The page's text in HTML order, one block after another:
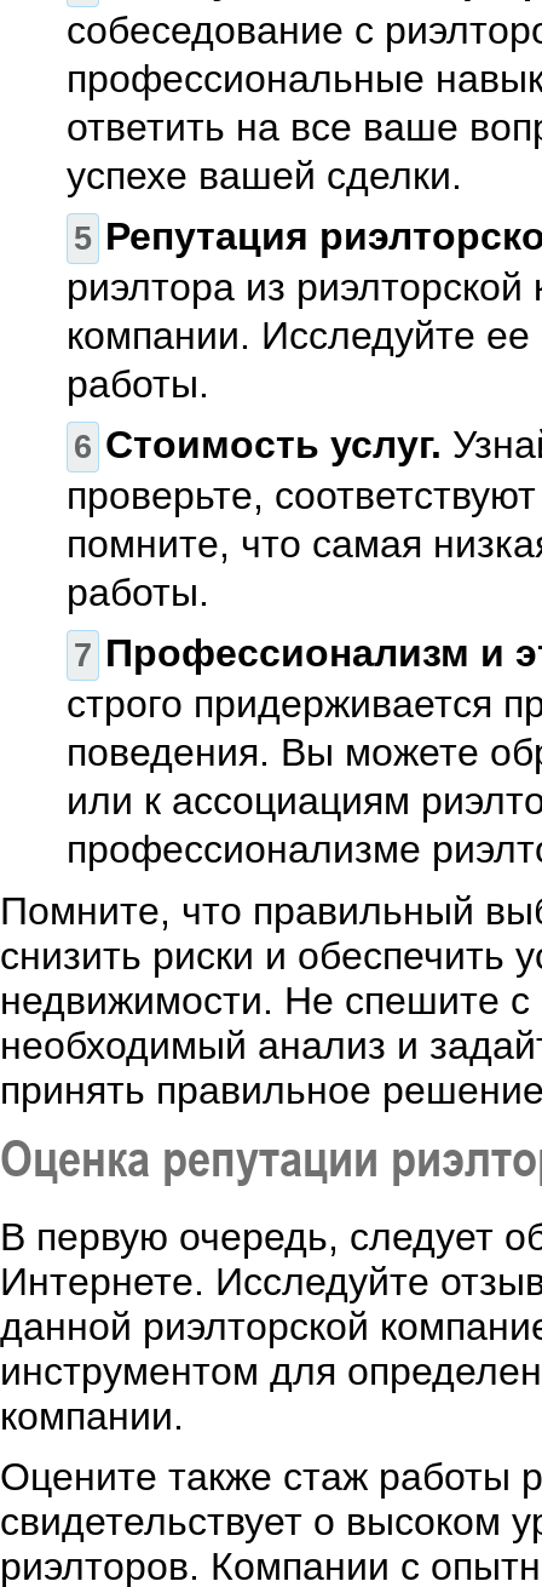
собеседование с
профессиональные
ответить на все ваше
успехе вашей сделки.
Репутация
риэлтора из
компании. Исследуйте
работы.
Стоимость услуг.
проверьте,
помните, что самая
работы.
Профессионализм и
строго придерживается
поведения. Вы можете
или к ассоциациям
профессионализме
Помните, что правильный
снизить риски и обеспечить
недвижимости. Не спешите
необходимый анализ и
принять правильное
Оценка репутации
В первую очередь, следует
Интернете. Исследуйте
данной риэлторской
инструментом для
компании.
Оцените также стаж работы
свидетельствует о высоком
риэлторов. Компании с